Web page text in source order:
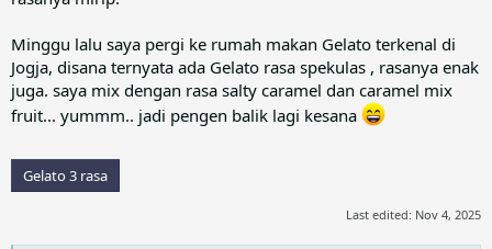
Minggu lalu saya pergi ke rumah makan Gelato terkenal di
Jogja, disana ternyata ada Gelato rasa spekulas , rasanya enak
juga. saya mix dengan rasa salty caramel dan caramel mix
fruit... yummm.. jadi pengen balik lagi kesana
Gelato 3 rasa
Last edited: Nov 4, 2025